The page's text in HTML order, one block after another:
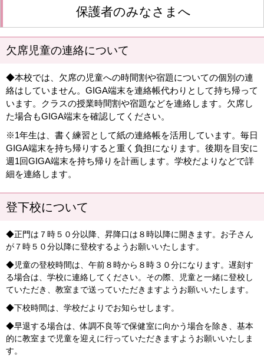
保護者のみなさまへ
欠席児童の連絡について
◆本校では、欠席の児童への時間割や宿題についての個別の連
絡はしていません。GIGA端末を連絡帳代わりとして持ち帰って
います。クラスの授業時間割や宿題などを連絡します。欠席し
た場合もGIGA端末を確認してください。
※1年生は、書く練習として紙の連絡帳を活用しています。毎日
GIGA端末を持ち帰りすると重く負担になります。後期を目安に
週1回GIGA端末を持ち帰りを計画します。学校だよりなどで詳
細を連絡します。
登下校について
◆正門は７時５０分以降、昇降口は８時以降に開きます。お子さん
が７時５０分以降に登校するようお願いいたします。
◆児童の登校時間は、午前８時から８時３０分になります。遅刻す
る場合は、学校に連絡してください。その際、児童と一緒に登校し
ていただき、教室まで送っていただきますようお願いいたします。
◆下校時間は、学校だよりでお知らせします。
◆早退する場合は、体調不良等で保健室に向かう場合を除き、基本
的に教室まで児童を迎えに行っていただきますようお願いいたしま
す。